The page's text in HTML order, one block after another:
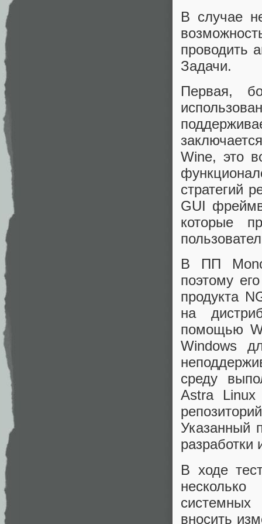
В случае
проводить
Задачи.
Первая,
Wine, это
стратегий
GUI
которые
В ПП Mono
поэтому
продукта
на
помощью
Windows
среду
Astra
Указанный
разработки
В ходе
вносить